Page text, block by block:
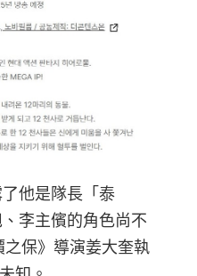
他是隊長「泰
李主儐的角色尚不
保》導演姜大奎執